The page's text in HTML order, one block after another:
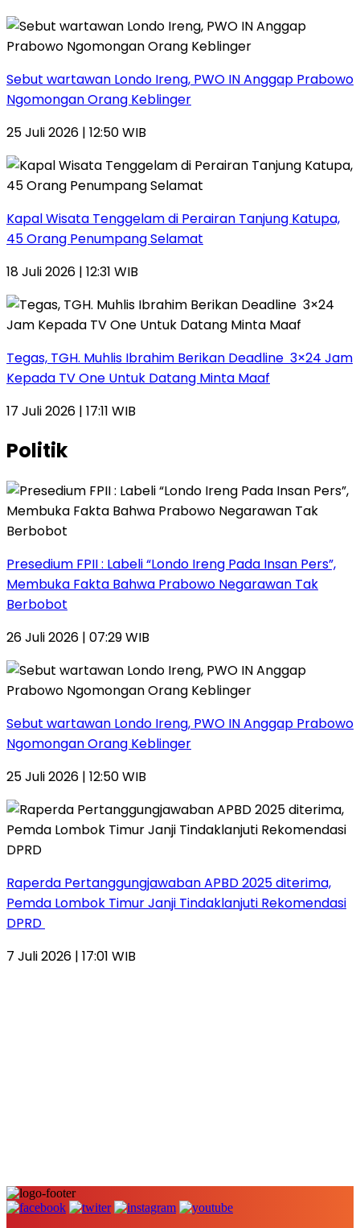
Sebut wartawan Londo Ireng, PWO IN Anggap Prabowo
Ngomongan Orang Keblinger
25 Juli 2026 | 12:50 WIB
Kapal Wisata Tenggelam di Perairan Tanjung Katupa,
45 Orang Penumpang Selamat
18 Juli 2026 | 12:31 WIB
Tegas, TGH. Muhlis Ibrahim Berikan Deadline 3×24 Jam
Kepada TV One Untuk Datang Minta Maaf
17 Juli 2026 | 17:11 WIB
Politik
Presedium FPII : Labeli “Londo Ireng Pada Insan Pers”,
Membuka Fakta Bahwa Prabowo Negarawan Tak
Berbobot
26 Juli 2026 | 07:29 WIB
Sebut wartawan Londo Ireng, PWO IN Anggap Prabowo
Ngomongan Orang Keblinger
25 Juli 2026 | 12:50 WIB
Raperda Pertanggungjawaban APBD 2025 diterima,
Pemda Lombok Timur Janji Tindaklanjuti Rekomendasi
DPRD
7 Juli 2026 | 17:01 WIB